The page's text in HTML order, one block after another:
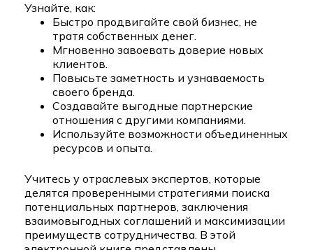
Узнайте, как:
Быстро продвигайте свой бизнес, не
тратя собственных денег.
Мгновенно завоевать доверие новых
клиентов.
Повысьте заметность и узнаваемость
своего бренда.
Создавайте выгодные партнерские
отношения с другими компаниями.
Используйте возможности объединенных
ресурсов и опыта.
Учитесь у отраслевых экспертов, которые
делятся проверенными стратегиями поиска
потенциальных партнеров, заключения
взаимовыгодных соглашений и максимизации
преимуществ сотрудничества. В этой